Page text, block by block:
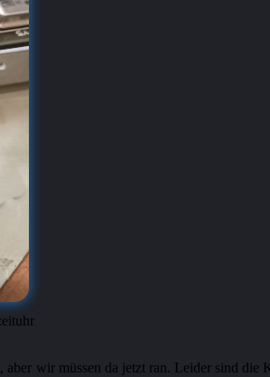
wir müssen da jetzt ran. Leider sind die